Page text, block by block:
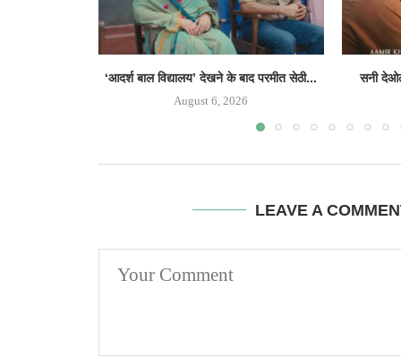
‘आदर्श बाल विद्यालय’ देखने के बाद परमीत सेठी...
August 6, 2026
सनी
LEAVE A